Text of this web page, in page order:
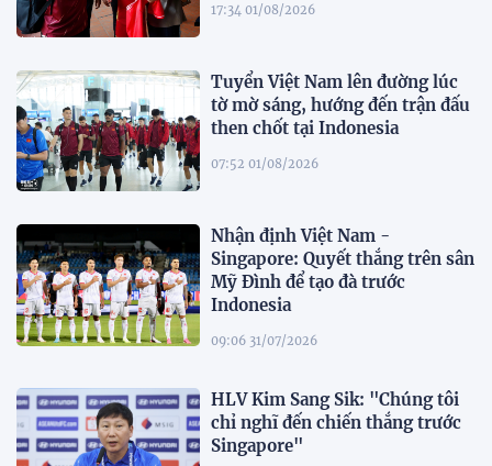
17:34 01/08/2026
Tuyển Việt Nam lên đường lúc
tờ mờ sáng, hướng đến trận đấu
then chốt tại Indonesia
07:52 01/08/2026
Nhận định Việt Nam -
Singapore: Quyết thắng trên sân
Mỹ Đình để tạo đà trước
Indonesia
09:06 31/07/2026
HLV Kim Sang Sik: "Chúng tôi
chỉ nghĩ đến chiến thắng trước
Singapore"